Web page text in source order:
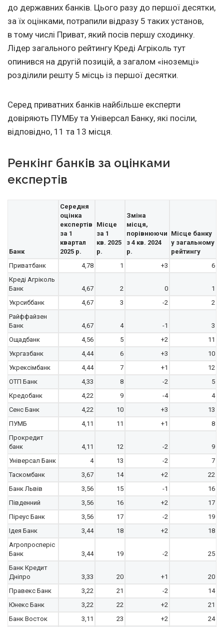
до державних банків. Цього разу до першої десятки,
за їх оцінками, потрапили відразу 5 таких установ,
в тому числі Приват, який посів першу сходинку.
Лідер загального рейтингу Креді Агріколь тут
опинився на другій позицій, а загалом «іноземці»
розділили решту 5 місць із першої десятки.
Серед приватних банків найбільше експерти
довіряють ПУМБу та Універсал Банку, які посіли,
відповідно, 11 та 13 місця.
Ренкінг банків за оцінками
експертів
Банк
Середня
оцінка
експертів
за 1
квартал
2025 р.
Місце
за 1
кв. 2025
р.
Зміна
місця,
порівнюючи
з 4 кв. 2024
р.
Місце банку
у загальному
рейтингу
Приватбанк
4,78 1 +3
6
Креді Агріколь
Банк
4,67 2 0
1
Укрсиббанк
4,67 3 -2
2
Райффайзен
Банк
4,67 4 -1
3
Ощадбанк
4,56 5 +2
11
Укргазбанк
4,44 6 +3
10
Укрексімбанк
4,44 7 +1
12
ОТП Банк
4,33 8 -2
5
Кредобанк
4,22 9 -4
4
Сенс Банк
4,22 10 +3
13
ПУМБ
4,11 11 +1
8
Прокредит
банк
4,11 12 -2
9
Універсал Банк
4 13 -2
7
Таскомбанк
3,67 14 +2
22
Банк Львів
3,56 15 -1
16
Південний
3,56 16 +2
17
Піреус Банк
3,56 17 -2
19
Ідея Банк
3,44 18 +2
18
Агропросперіс
Банк
3,44 19 -2
25
Банк Кредит
Дніпро
3,33 20 +1
20
Правекс Банк
3,22 21 -2
14
Юнекс Банк
3,22 22 +2
21
Банк Восток
3,11 23 +2 24